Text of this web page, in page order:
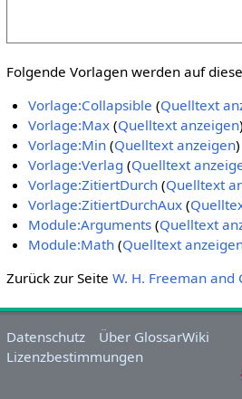
Folgende Vorlagen werden auf
Vorlage:Collapsible (Quelltext
Vorlage:Max (Quelltext anzeigen)
Vorlage:Min (Quelltext anzeigen)
Vorlage:Verlag (Quelltext
Vorlage:ZitiertDurch (Quelltext
Vorlage:ZitiertDurchAux (
Module:Arguments (Quelltext
Module:Math (Quelltext
Zurück zur Seite W. H. Freeman and
Datenschutz
Über GlossarWiki
Lizenzbestimmungen